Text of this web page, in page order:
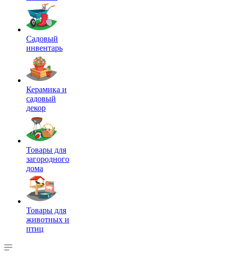
Садовый
инвентарь
Керамика и
садовый
декор
Товары для
загородного
дома
Товары для
животных и
птиц